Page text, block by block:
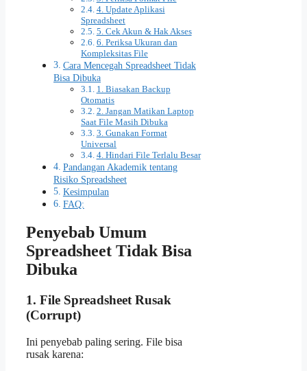
4. Update Aplikasi
Spreadsheet
5. Cek Akun & Hak Akses
6. Periksa Ukuran dan
Kompleksitas File
Cara Mencegah Spreadsheet Tidak
Bisa Dibuka
1. Biasakan Backup
Otomatis
2. Jangan Matikan Laptop
Saat File Masih Dibuka
3. Gunakan Format
Universal
4. Hindari File Terlalu Besar
Pandangan Akademik tentang
Risiko Spreadsheet
Kesimpulan
FAQ:
Penyebab Umum
Spreadsheet Tidak Bisa
Dibuka
1. File Spreadsheet Rusak
(Corrupt)
Ini penyebab paling sering. File bisa
rusak karena: